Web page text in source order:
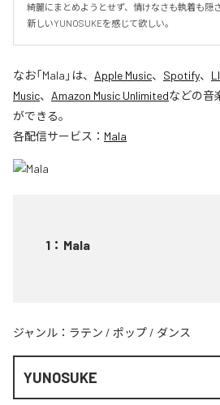
綺麗にまとめようとせず、情けなさも執着も隠
新しいYUNOSUKEを感じて欲しい。
なお「Mala 」は、 Apple Music、 Spotify、
Music、 Amazon Music Unlimitedなどの音
ができる。
各配信サービス： Mala
1 ： Mala
ジャンル： ラテン / ポップ / ダンス
YUNOSUKE